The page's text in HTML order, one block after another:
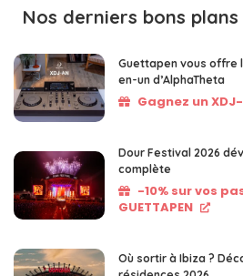
Nos derniers bons plans
Guettapen vous offre
en-un d’AlphaTheta
Gagnez un
Dour Festival 2026
complète
-10% sur vos
GUETTAPEN
Où sortir à Ibiza ?